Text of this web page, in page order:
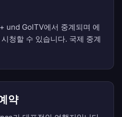
und GolTV에서 중계되며 에
청할 수 있습니다. 국제 중계
약